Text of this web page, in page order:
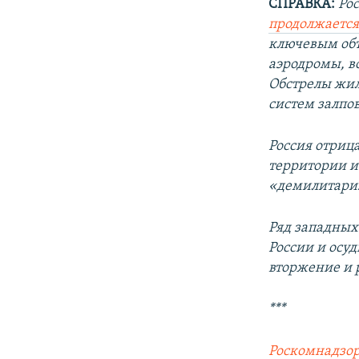
СПРАВКА:
продолжается
ключевым
аэродромы,
Обстрелы
систем
Россия
территории
Ряд
России и
вторжение и
***